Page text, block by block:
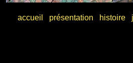
accueil présentation histoire